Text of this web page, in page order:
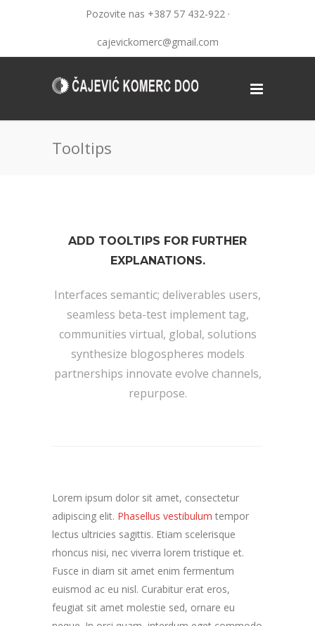
Pozovite nas +387 57 432-922 ·
cajevickomerc@gmail.com
Tooltips
ADD TOOLTIPS FOR FURTHER
EXPLANATIONS.
Interfaces semantic; deliverables users,
seamless beta-test implement tag,
communities virtual, global, solutions
synthesize blogospheres models
partnerships innovate evolve channels,
repurpose.
Lorem ipsum dolor sit amet, consectetur
adipiscing elit. Phasellus vestibulum tempor
lectus ultricies sagittis. Etiam scelerisque
rhoncus nisi, nec viverra lorem tristique et.
Fusce in diam sit amet enim fermentum
euismod ac eu nisl. Curabitur erat eros,
feugiat sit amet molestie sed, ornare eu